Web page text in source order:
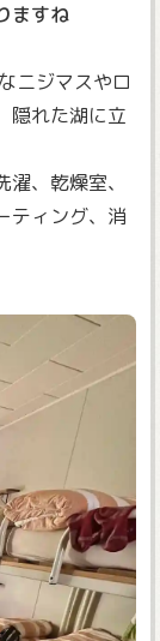
ますね
ニジマスやロ
隠れた湖に立
、乾燥室、
ティング、消